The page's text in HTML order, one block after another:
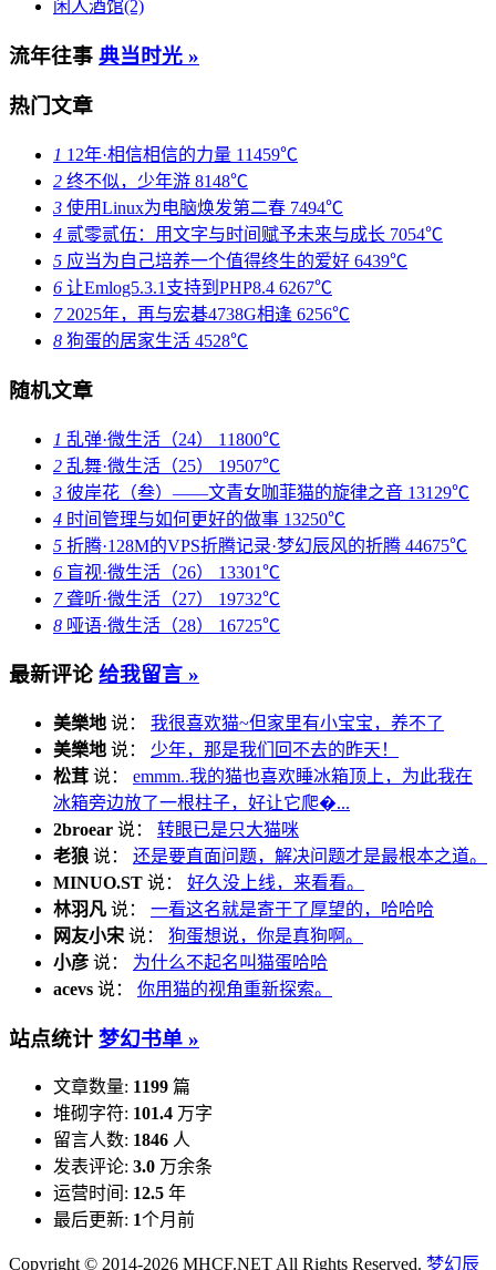
闲人酒馆(2)
流年往事 典当时光 »
热门文章
1 12年·相信相信的力量 11459℃
2 终不似，少年游 8148℃
3 使用Linux为电脑焕发第二春 7494℃
4 贰零贰伍：用文字与时间赋予未来与成长 7054℃
5 应当为自己培养一个值得终生的爱好 6439℃
6 让Emlog5.3.1支持到PHP8.4 6267℃
72025年，再与宏碁4738G相逢 6256℃
8 狗蛋的居家生活 4528℃
随机文章
1 乱弹·微生活（24） 11800℃
2 乱舞·微生活（25） 19507℃
3 彼岸花（叁）——文青女咖菲猫的旋律之音 13129℃
4 时间管理与如何更好的做事 13250℃
5 折腾·128M的VPS折腾记录·梦幻辰风的折腾 44675℃
6 盲视·微生活（26） 13301℃
7聋听·微生活（27） 19732℃
8 哑语·微生活（28） 16725℃
最新评论 给我留言 »
美樂地 说： 我很喜欢猫~但家里有小宝宝，养不了
美樂地 说： 少年，那是我们回不去的昨天！
松茸 说： emmm..我的猫也喜欢睡冰箱顶上，为此我在
冰箱旁边放了一根柱子，好让它爬�...
2broear 说： 转眼已是只大猫咪
老狼 说： 还是要直面问题，解决问题才是最根本之道。
MINUO.ST 说： 好久没上线，来看看。
林羽凡 说： 一看这名就是寄于了厚望的，哈哈哈
网友小宋 说： 狗蛋想说，你是真狗啊。
小彦 说： 为什么不起名叫猫蛋哈哈
acevs 说： 你用猫的视角重新探索。
站点统计 梦幻书单 »
文章数量: 1199 篇
堆砌字符: 101.4 万字
留言人数: 1846 人
发表评论: 3.0 万余条
运营时间: 12.5 年
最后更新: 1个月前
Copyright © 2014-2026 MHCF.NET All Rights Reserved. 梦幻辰